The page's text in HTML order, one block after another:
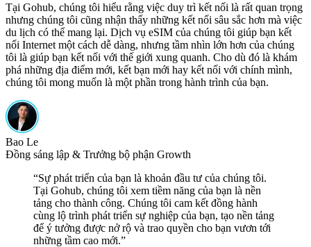
Tại Gohub, chúng tôi hiểu rằng việc duy trì kết nối là rất quan trọng
nhưng chúng tôi cũng nhận thấy những kết nối sâu sắc hơn mà việc
du lịch có thể mang lại. Dịch vụ eSIM của chúng tôi giúp bạn kết
nối Internet một cách dễ dàng, nhưng tầm nhìn lớn hơn của chúng
tôi là giúp bạn kết nối với thế giới xung quanh. Cho dù đó là khám
phá những địa điểm mới, kết bạn mới hay kết nối với chính mình,
chúng tôi mong muốn là một phần trong hành trình của bạn.
Bao Le
Đồng sáng lập & Trưởng bộ phận Growth
“Sự phát triển của bạn là khoản đầu tư của chúng tôi.
Tại Gohub, chúng tôi xem tiềm năng của bạn là nền
tảng cho thành công. Chúng tôi cam kết đồng hành
cùng lộ trình phát triển sự nghiệp của bạn, tạo nền tảng
để ý tưởng được nở rộ và trao quyền cho bạn vươn tới
những tầm cao mới.”